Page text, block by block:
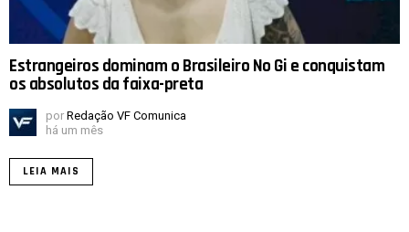
Estrangeiros dominam o Brasileiro No Gi e conquistam
os absolutos da faixa-preta
por Redação VF Comunica
há um mês
LEIA MAIS